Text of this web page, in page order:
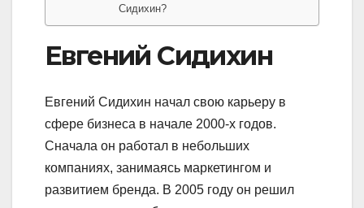
Сидихин?
Евгений Сидихин
Евгений Сидихин начал свою карьеру в
сфере бизнеса в начале 2000-х годов.
Сначала он работал в небольших
компаниях, занимаясь маркетингом и
развитием бренда. В 2005 году он решил